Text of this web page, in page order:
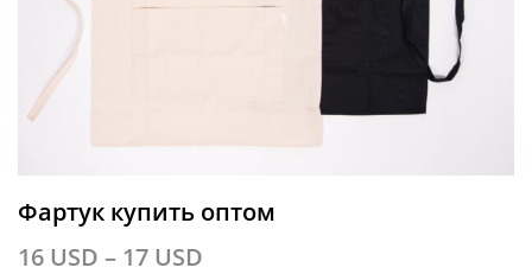
Фартук купить оптом
16 USD – 17 USD